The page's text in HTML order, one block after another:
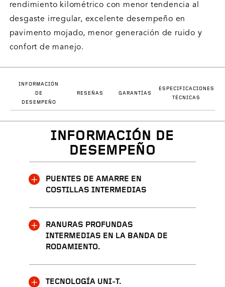
rendimiento kilométrico con menor tendencia al
desgaste irregular, excelente desempeño en
pavimento mojado, menor generación de ruido y
confort de manejo.
INFORMACIÓN
DE
DESEMPEÑO
RESEÑAS GARANTÍAS
ESPECIFICACIONES
TÉCNICAS
INFORMACIÓN DE
DESEMPEÑO
PUENTES DE AMARRE EN
COSTILLAS INTERMEDIAS
RANURAS PROFUNDAS
INTERMEDIAS EN LA BANDA DE
RODAMIENTO.
TECNOLOGÍA UNI-T.